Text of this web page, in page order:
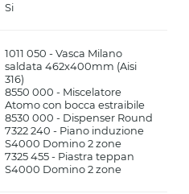
Si
1011 050 - Vasca Milano
saldata 462x400mm (Aisi
316)
8550 000 - Miscelatore
Atomo con bocca estraibile
8530 000 - Dispenser Round
7322 240 - Piano induzione
S4000 Domino 2 zone
7325 455 - Piastra teppan
S4000 Domino 2 zone